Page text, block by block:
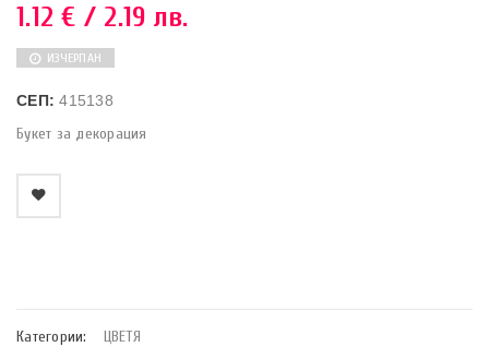
1.12€ / 2.19 лв.
ИЗЧЕРПАН
СЕП:415138
Букет за декорация
Категории: ЦВЕТЯ